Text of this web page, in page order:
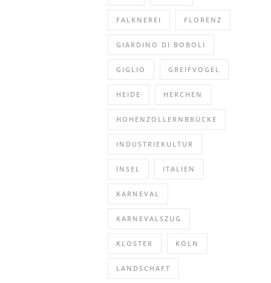
FALKNEREI FLORENZ
GIARDINO DI BOBOLI
GIGLIO GREIFVOGEL
HEIDE HERCHEN
HOHENZOLLERNBRÜCKE
INDUSTRIEKULTUR
INSEL ITALIEN
KARNEVAL
KARNEVALSZUG
KLOSTER KÖLN
LANDSCHAFT